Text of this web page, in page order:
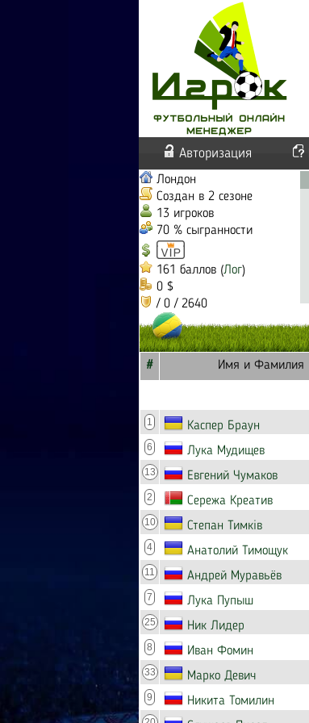
Авторизация
Лондон
Создан в 2 сезоне
13 игроков
70 % сыгранности
161 баллов (Лог)
0 $
/ 0 / 2640
# Имя и Фамилия
1 Каспер Браун
6 Лука Мудищев
13 Евгений Чумаков
2 Сережа Креатив
10 Степан Тимків
4 Анатолий Тимощук
11 Андрей Муравьёв
7 Лука Пупыш
25 Ник Лидер
8 Иван Фомин
33 Марко Девич
9 Никита Томилин